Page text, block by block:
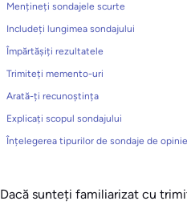
Mențineți sondajele scurte
Includeți lungimea sondajului
Împărtășiți rezultatele
Trimiteți memento-uri
Arată-ți recunoștința
Explicați scopul sondajului
Înțelegerea tipurilor de sondaje de
Dacă sunteți familiarizat cu